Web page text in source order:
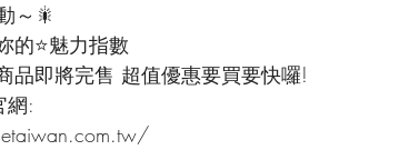
～🎇
⭐魅力指數
即將完售 超值優惠要買要快囉!
網: